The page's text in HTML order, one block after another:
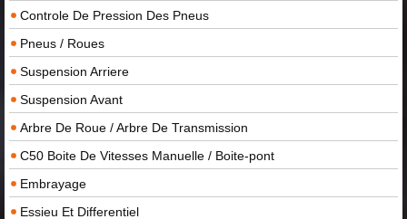
Controle De Pression Des Pneus
Pneus / Roues
Suspension Arriere
Suspension Avant
Arbre De Roue / Arbre De Transmission
C50 Boite De Vitesses Manuelle / Boite-pont
Embrayage
Essieu Et Differentiel